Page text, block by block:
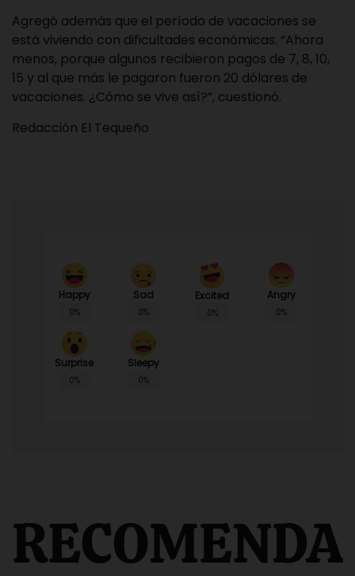
Agregó además que el período de vacaciones se
está viviendo con dificultades económicas. “Ahora
menos, porque algunos recibieron pagos de 7, 8, 10,
15 y al que más le pagaron fueron 20 dólares de
vacaciones. ¿Cómo se vive así?”, cuestionó.
Redacción El Tequeño
Happy
0%
Sad
0%
Excited
0%
Angry
0%
Surprise
0%
Sleepy
0%